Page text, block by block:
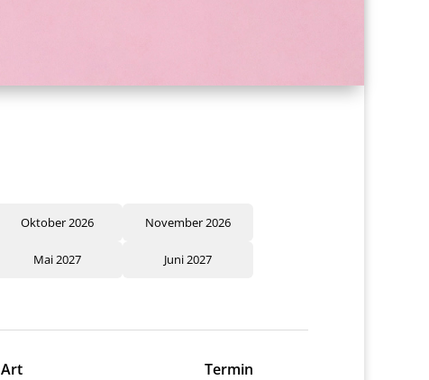
Oktober 2026 November 2026
Mai 2027 Juni 2027
Art
Termin